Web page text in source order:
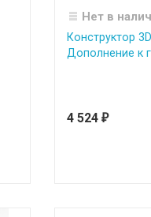
Нет в
Конструктор
Дополнение к
4 524 ₽